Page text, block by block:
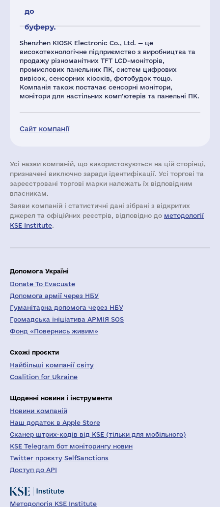
Shenzhen KIOSK Electronic Co., Ltd. — це
високотехнологічне підприємство з виробництва та
продажу різноманітних TFT LCD-моніторів,
промислових панельних ПК, систем цифрових
вивісок, сенсорних кіосків, фотобудок тощо.
Компанія також постачає сенсорні монітори,
монітори для настільних комп'ютерів та панельні ПК.
Сайт компанії
до
буферу.
Усі назви компаній, що використовуються на цій сторінці,
призначені виключно заради ідентифікації. Усі торгові та
зареєстровані торгові марки належать їх відповідним
власникам.
Заяви компаній i статистичні дані зібрані з відкритих
джерел та офіційних реєстрів, відповідно до методології
KSE Institute.
Допомога Україні
Donate To Evacuate
Допомога армії через НБУ
Гуманітарна допомога через НБУ
Громадська ініціатива АРМІЯ SOS
Фонд «Повернись живим»
Схожі проєкти
Найбільші компанії світу
Coalition for Ukraine
Щоденні новини і інструменти
Новини компаній
Наш додаток в Apple Store
Сканер штрих-кодів від KSE (тільки для мобільного)
KSE Telegram бот моніторингу новин
Twitter проєкту SelfSanctions
Доступ до API
Методологія KSE Institute